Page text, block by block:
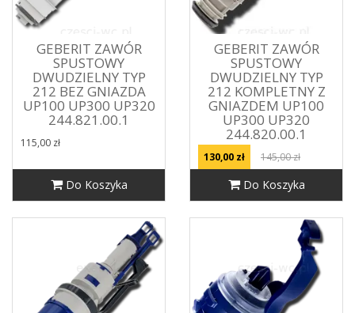
GEBERIT ZAWÓR
SPUSTOWY
DWUDZIELNY TYP
212 BEZ GNIAZDA
UP100 UP300 UP320
244.821.00.1
115,00 zł
Do Koszyka
GEBERIT ZAWÓR
SPUSTOWY
DWUDZIELNY TYP
212 KOMPLETNY Z
GNIAZDEM UP100
UP300 UP320
244.820.00.1
130,00 zł 145,00 zł
Do Koszyka